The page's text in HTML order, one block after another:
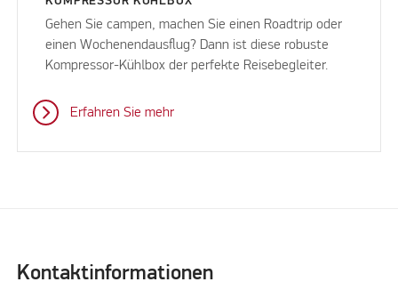
Gehen Sie campen, machen Sie einen Roadtrip oder
einen Wochenendausflug? Dann ist diese robuste
Kompressor-Kühlbox der perfekte Reisebegleiter.
Erfahren Sie mehr
Kontaktinformationen